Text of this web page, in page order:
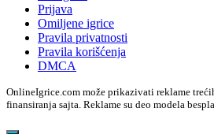
Prijava
Omiljene igrice
Pravila privatnosti
Pravila korišćenja
DMCA
OnlineIgrice.com može prikazivati reklame
finansiranja sajta. Reklame su deo modela